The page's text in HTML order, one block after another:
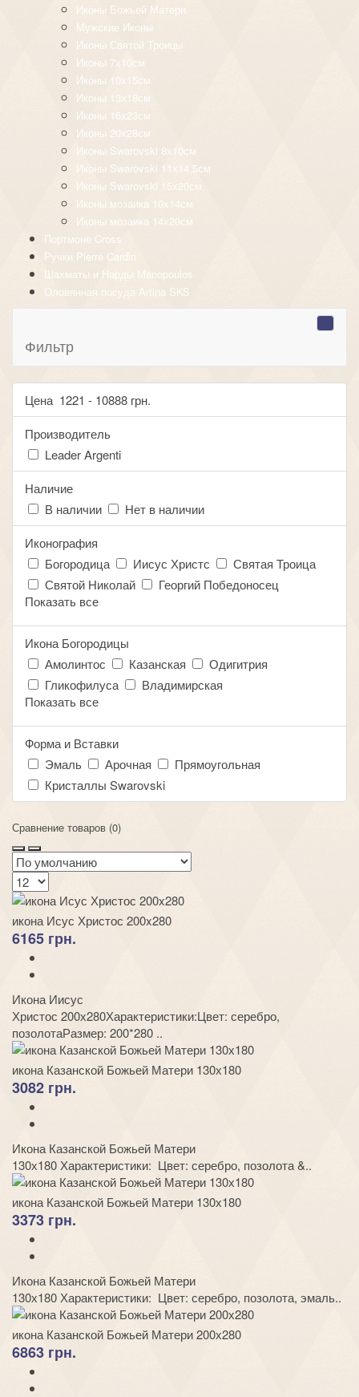
Иконы Божьей Матери
Мужские Иконы
Иконы Святой Троицы
Иконы 7х10см
Иконы 10х15см
Иконы 13х18см
Иконы 16х23см
Иконы 20х28см
Иконы Swarovski 8х10см
Иконы Swarovski 11х14.5см
Иконы Swarovski 15х20см
Иконы мозаика 10х14см
Иконы мозаика 14х20см
Портмоне Cross
Ручки Pierre Cardin
Шахматы и Нарды Manopoulos
Оловянная посуда Artina SKS
Фильтр
Цена 1221 - 10888 грн.
Производитель
Leader Argenti
Наличие
В наличии
Нет в наличии
Иконография
Богородица
Иисус Христс
Святая Троица
Святой Николай
Георгий Победоносец
Показать все
Икона Богородицы
Амолинтос
Казанская
Одигитрия
Гликофилуса
Владимирская
Показать все
Форма и Вставки
Эмаль
Арочная
Прямоугольная
Кристаллы Swarovski
Сравнение товаров (0)
икона Исус Христос 200x280
6165 грн.
Икона Иисус
Христос 200х280Характеристики:Цвет: серебро,
позолотаРазмер: 200*280 ..
икона Казанской Божьей Матери 130х180
3082 грн.
Икона Казанской Божьей Матери
130х180 Характеристики: Цвет: серебро, позолота &..
икона Казанской Божьей Матери 130х180
3373 грн.
Икона Казанской Божьей Матери
130х180 Характеристики: Цвет: серебро, позолота, эмаль..
икона Казанской Божьей Матери 200х280
6863 грн.